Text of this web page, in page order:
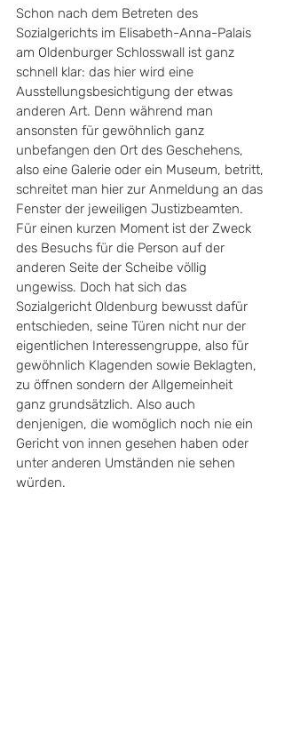
Schon nach dem Betreten des
Sozialgerichts im Elisabeth-Anna-Palais
am Oldenburger Schlosswall ist ganz
schnell klar: das hier wird eine
Ausstellungsbesichtigung der etwas
anderen Art. Denn während man
ansonsten für gewöhnlich ganz
unbefangen den Ort des Geschehens,
also eine Galerie oder ein Museum, betritt,
schreitet man hier zur Anmeldung an das
Fenster der jeweiligen Justizbeamten.
Für einen kurzen Moment ist der Zweck
des Besuchs für die Person auf der
anderen Seite der Scheibe völlig
ungewiss. Doch hat sich das
Sozialgericht Oldenburg bewusst dafür
entschieden, seine Türen nicht nur der
eigentlichen Interessengruppe, also für
gewöhnlich Klagenden sowie Beklagten,
zu öffnen sondern der Allgemeinheit
ganz grundsätzlich. Also auch
denjenigen, die womöglich noch nie ein
Gericht von innen gesehen haben oder
unter anderen Umständen nie sehen
würden.